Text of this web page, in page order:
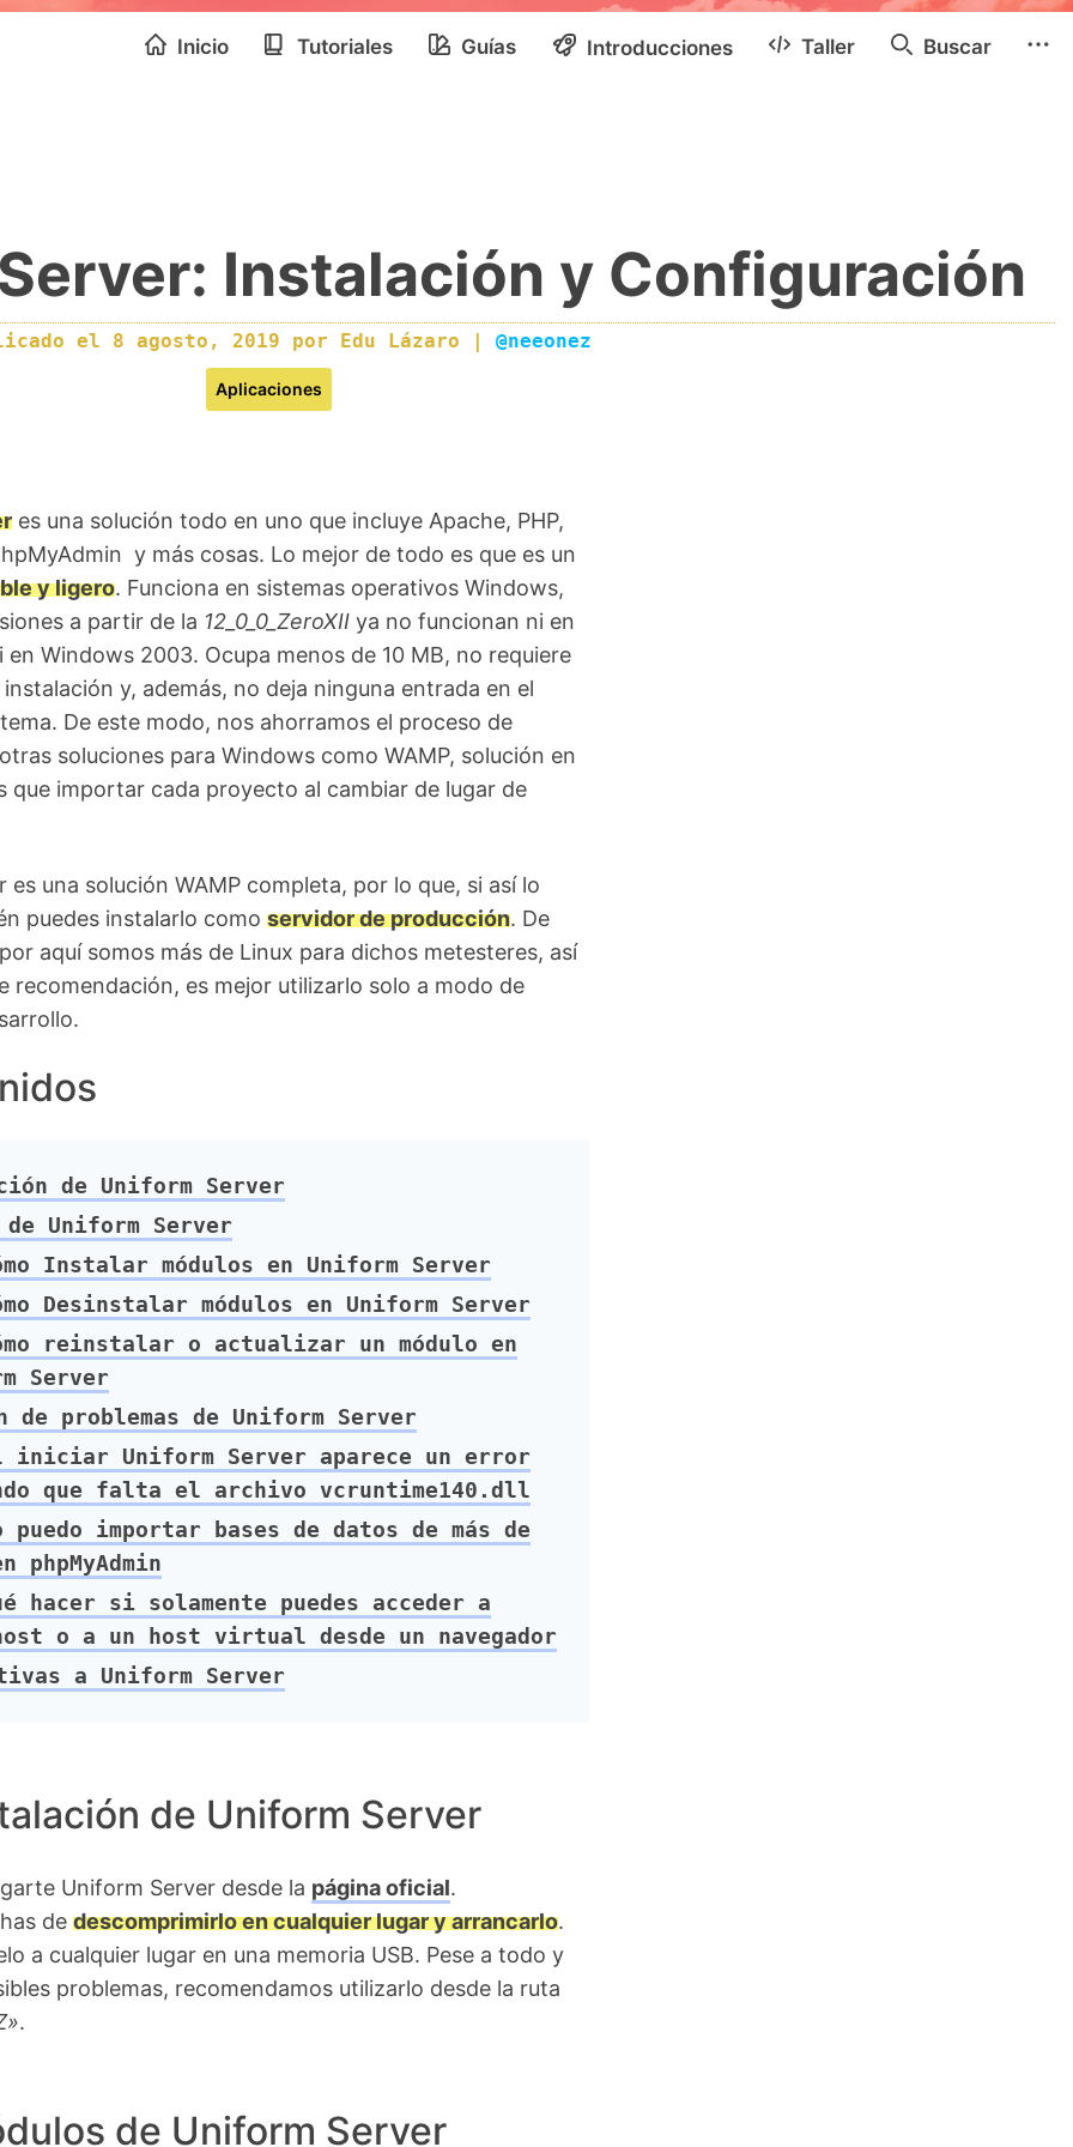
Inicio Tutoriales Guías Introducciones Taller Buscar
Instalación y Configuración
el 8 agosto, 2019 por Edu Lázaro | @neeonez
Aplicaciones
es una solución todo en uno que incluye Apache, PHP,
y más cosas. Lo mejor de todo es que es un
y ligero. Funciona en sistemas operativos Windows,
a partir de la 12_0_0_ZeroXIIya no funcionan ni en
en Windows 2003. Ocupa menos de 10 MB, no requiere
y, además, no deja ninguna entrada en el
De este modo, nos ahorramos el proceso de
soluciones para Windows como WAMP, solución en
que importar cada proyecto al cambiar de lugar de
es una solución WAMP completa, por lo que, si así lo
puedes instalarlo como servidor de producción. De
aquí somos más de Linux para dichos metesteres, así
recomendación, es mejor utilizarlo solo a modo de
de Uniform Server
Uniform Server
Instalar módulos en Uniform Server
Desinstalar módulos en Uniform Server
reinstalar o actualizar un módulo en
Server
problemas de Uniform Server
Uniform Server aparece un error
que falta el archivo vcruntime140.dll
puedo importar bases de datos de más de
phpMyAdmin
hacer si solamente puedes acceder a
o a un host virtual desde un navegador
a Uniform Server
de Uniform Server
Uniform Server desde la página oficial.
de descomprimirlo en cualquier lugar y arrancarlo.
a cualquier lugar en una memoria USB. Pese a todo y
problemas, recomendamos utilizarlo desde la ruta
.
de Uniform Server